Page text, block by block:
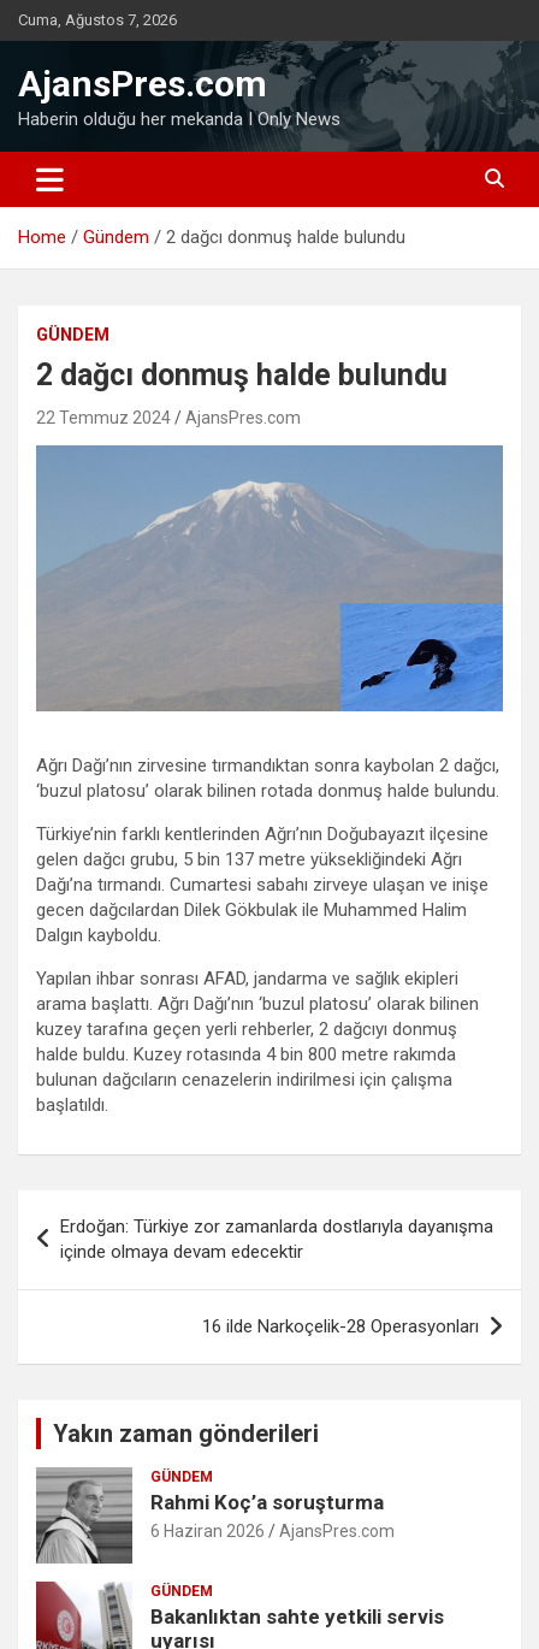
Skip
to
Cuma, Ağustos 7, 2026
AjansPres.com
Haberin olduğu her mekanda I Only News
Home Gündem 2 dağcı donmuş halde bulundu
GÜNDEM
2 dağcı donmuş halde bulundu
22 Temmuz 2024 AjansPres.com
Ağrı Dağı’nın zirvesine tırmandıktan sonra kaybolan 2 dağcı,
‘buzul platosu’ olarak bilinen rotada donmuş halde bulundu.
Türkiye’nin farklı kentlerinden Ağrı’nın Doğubayazıt ilçesine
gelen dağcı grubu, 5 bin 137 metre yüksekliğindeki Ağrı
Dağı’na tırmandı. Cumartesi sabahı zirveye ulaşan ve inişe
gecen dağcılardan Dilek Gökbulak ile Muhammed Halim
Dalgın kayboldu.
Yapılan ihbar sonrası AFAD, jandarma ve sağlık ekipleri
arama başlattı. Ağrı Dağı’nın ‘buzul platosu’ olarak bilinen
kuzey tarafına geçen yerli rehberler, 2 dağcıyı donmuş
halde buldu. Kuzey rotasında 4 bin 800 metre rakımda
bulunan dağcıların cenazelerin indirilmesi için çalışma
başlatıldı.
gezinmesi
Erdoğan: Türkiye zor zamanlarda dostlarıyla dayanışma
içinde olmaya devam edecektir
16 ilde Narkoçelik-28 Operasyonları
Yakın zaman gönderileri
GÜNDEM
Rahmi Koç’a soruşturma
6 Haziran 2026 AjansPres.com
GÜNDEM
Bakanlıktan sahte yetkili servis
uyarısı